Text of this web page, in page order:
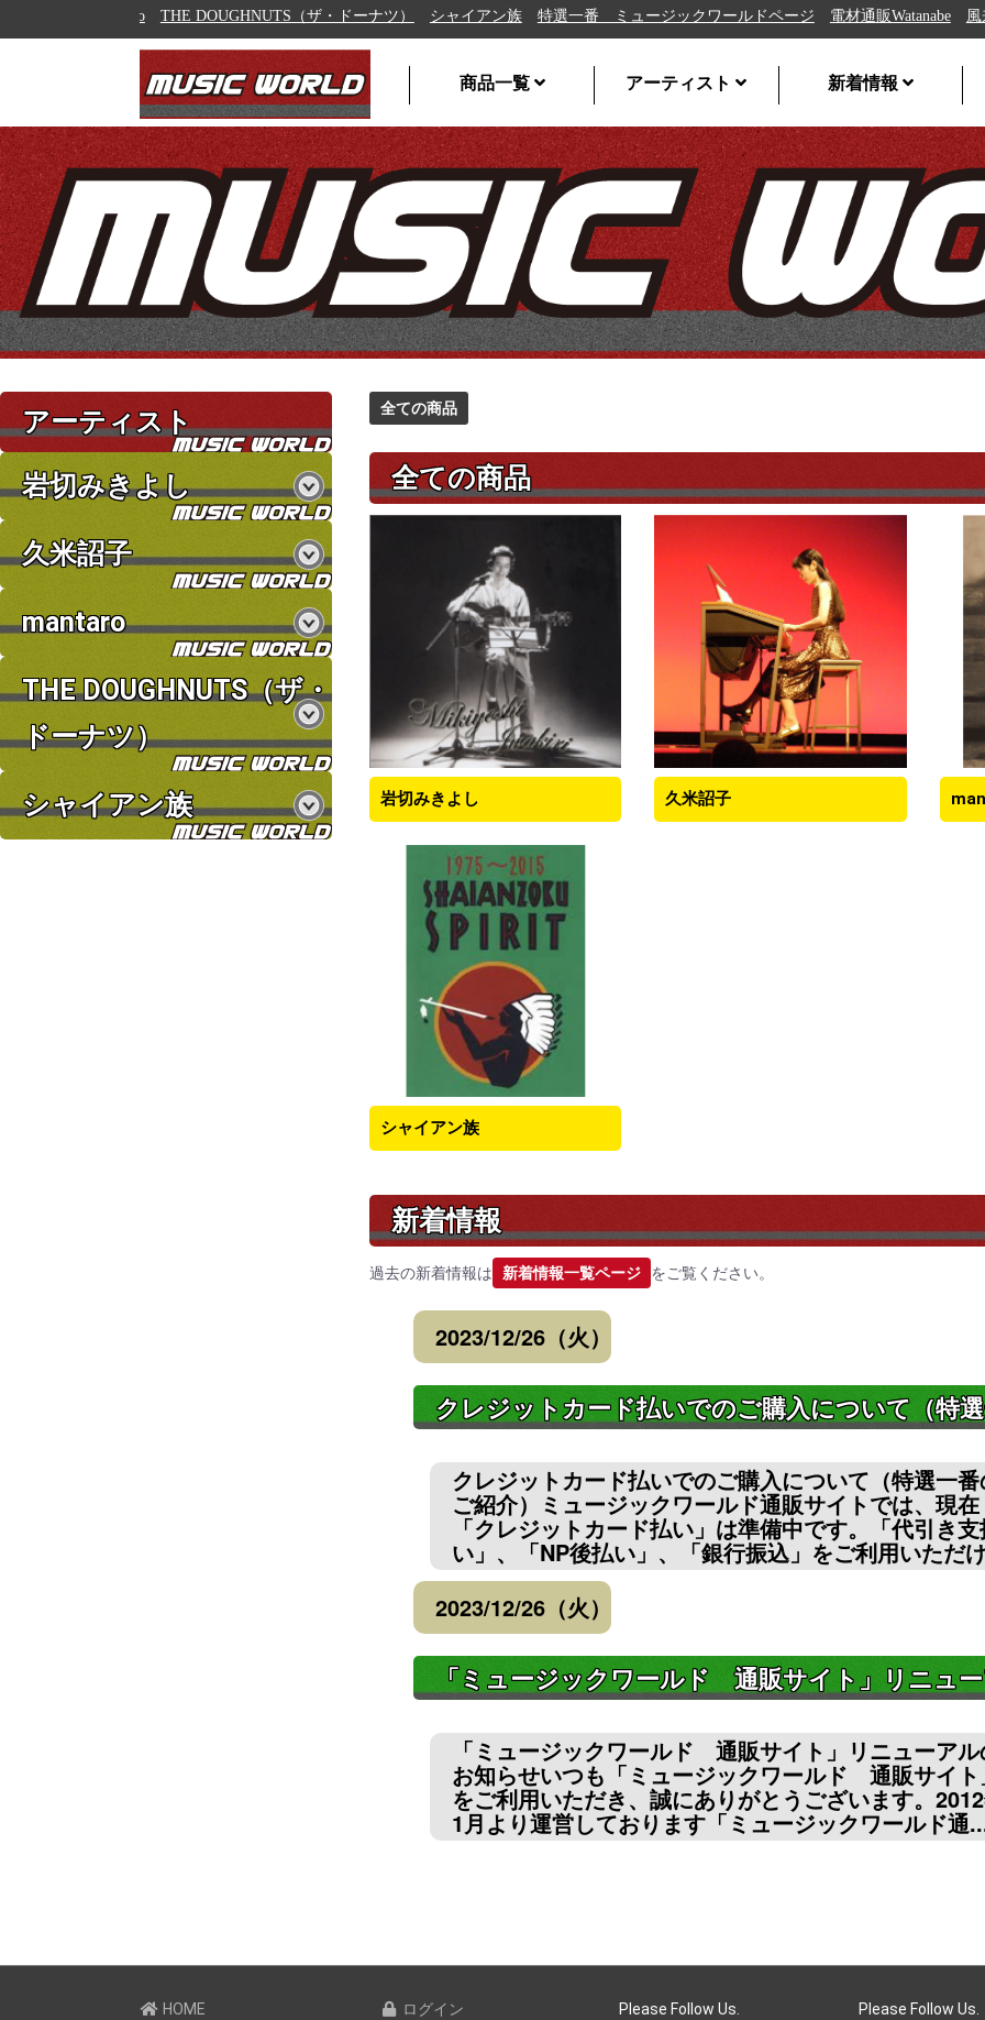
THE DOUGHNUTS（ザ・ドーナツ） シャイアン族 特選一番 ミュージックワールドページ 電材通販Watanabe 風来坊の
商品一覧 アーティスト 新着情報
アーティスト
岩切みきよし
久米詔子
mantaro
THE DOUGHNUTS（ザ・
ドーナツ）
シャイアン族
全ての商品
全ての商品
岩切みきよし 久米詔子
シャイアン族
新着情報
過去の新着情報は 新着情報一覧ページ をご覧ください。
HOME
ログイン
Please Follow Us.
Please Follow Us.